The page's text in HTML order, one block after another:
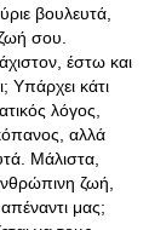
βουλευτά,
σου.
έστω και
Υπάρχει κάτι
λόγος,
αλλά
Μάλιστα,
ζωή,
απέναντι μας;